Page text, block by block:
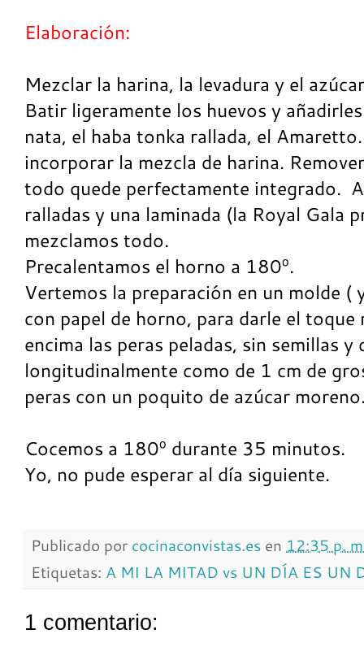
Elaboración:
Mezclar la harina, la levadura y el
Batir ligeramente los huevos y
nata, el haba tonka rallada, el
incorporar la mezcla de harina.
todo quede perfectamente integrado.
ralladas y una laminada (la Royal Gala
mezclamos todo.
Precalentamos el horno a 180º.
Vertemos la preparación en un molde
con papel de horno, para darle el
encima las peras peladas, sin semillas y
longitudinalmente como de 1 cm de
peras con un poquito de azúcar
Cocemos a 180º durante 35 minutos.
Yo, no pude esperar al día siguiente.
Publicado por cocinaconvistas.es en 12:35 p.
Etiquetas: A MI LA MITAD vs UN DÍA ES UN
1 comentario: